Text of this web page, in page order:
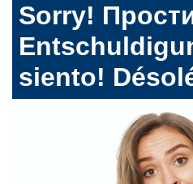
Sorry!
siento!